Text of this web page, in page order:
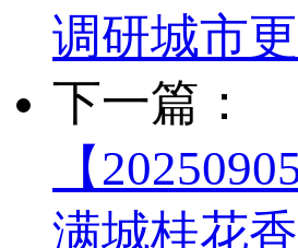
调研城市
下一篇：
【
满城桂花香